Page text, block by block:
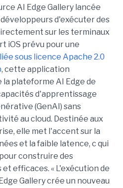
AI Edge Gallery lancée
d'exécuter des
sur les terminaux
iOS prévu pour une
sous licence Apache 2.0
, cette application
plateforme AI Edge de
d'apprentissage
(GenAI) sans
au cloud. Destinée aux
elle met l'accent sur la
et la faible latence, c qui
construire des
efficaces. « L'exécution de
Gallery crée un nouveau